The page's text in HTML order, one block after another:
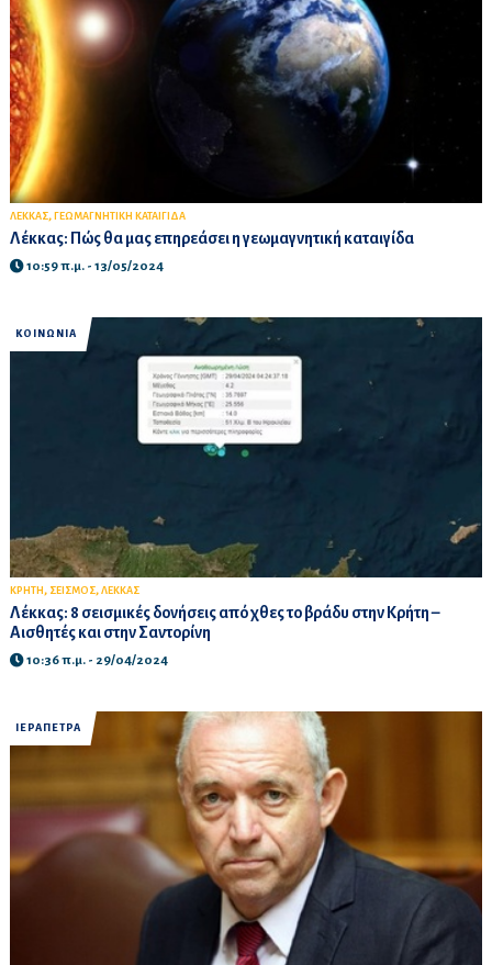
ΛΕΚΚΑΣ, ΓΕΩΜΑΓΝΗΤΙΚΗ ΚΑΤΑΙΓΙΔΑ
Λέκκας: Πώς θα μας επηρεάσει η γεωμαγνητική καταιγίδα
10:59 π.μ. - 13/05/2024
ΚΟΙΝΩΝΙΑ
ΚΡΗΤΗ , ΣΕΙΣΜΟΣ, ΛΕΚΚΑΣ
Λέκκας: 8 σεισμικές δονήσεις από χθες το βράδυ στην Κρήτη –
Αισθητές και στην Σαντορίνη
10:36 π.μ. - 29/04/2024
ΙΕΡΑΠΕΤΡΑ